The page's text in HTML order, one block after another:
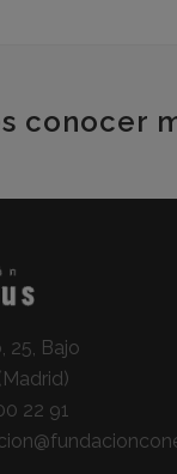
conocer
25, Bajo
22 91